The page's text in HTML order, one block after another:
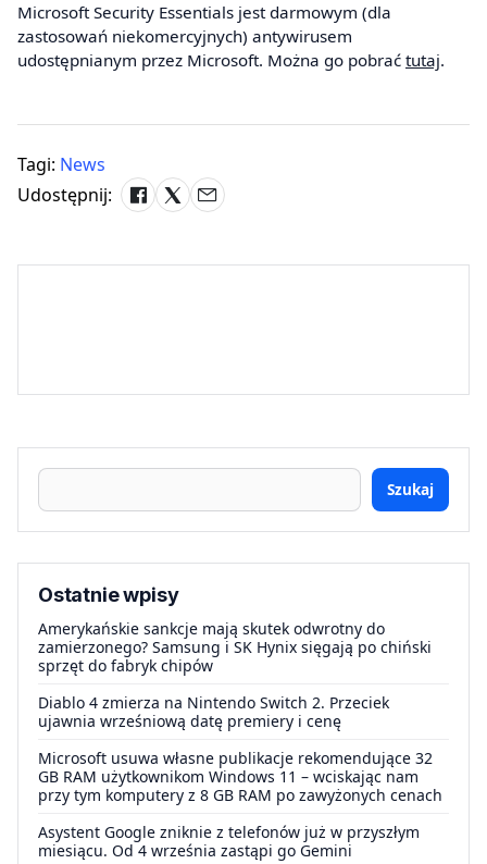
Microsoft Security Essentials jest darmowym (dla
zastosowań niekomercyjnych) antywirusem
udostępnianym przez Microsoft. Można go pobrać tutaj.
Tagi: News
Udostępnij:
Szukaj
Ostatnie wpisy
Amerykańskie sankcje mają skutek odwrotny do
zamierzonego? Samsung i SK Hynix sięgają po chiński
sprzęt do fabryk chipów
Diablo 4 zmierza na Nintendo Switch 2. Przeciek
ujawnia wrześniową datę premiery i cenę
Microsoft usuwa własne publikacje rekomendujące 32
GB RAM użytkownikom Windows 11 – wciskając nam
przy tym komputery z 8 GB RAM po zawyżonych cenach
Asystent Google zniknie z telefonów już w przyszłym
miesiącu. Od 4 września zastąpi go Gemini